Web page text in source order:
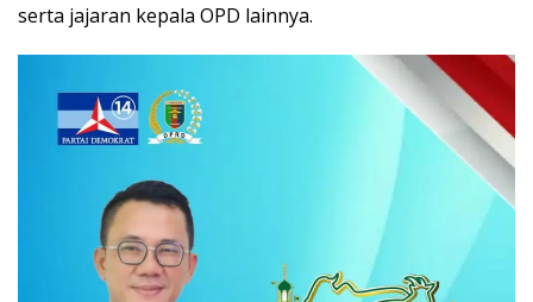
serta jajaran kepala OPD lainnya.